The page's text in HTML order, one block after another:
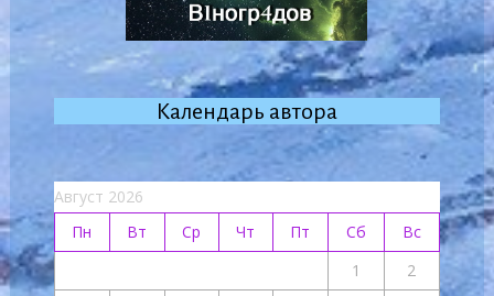
Календарь автора
Август 2026
Пн
Вт Ср Чт Пт Сб
Вс
1
2